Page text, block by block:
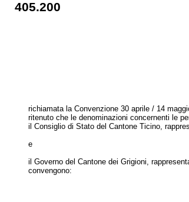
405.200
richiamata la Convenzione 30 aprile / 14
ritenuto che le denominazioni concernenti le
il Consiglio di Stato del Cantone Ticino,
e
il Governo del Cantone dei Grigioni,
convengono: